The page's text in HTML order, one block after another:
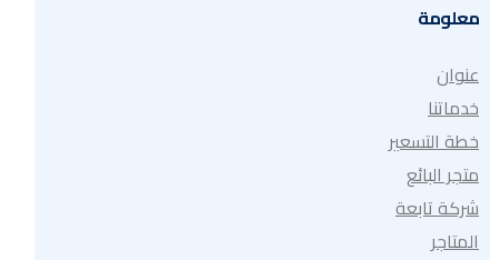
معلومة
عنوان
خدماتنا
خطة التسعير
متجر البائع
شركة تابعة
المتاجر